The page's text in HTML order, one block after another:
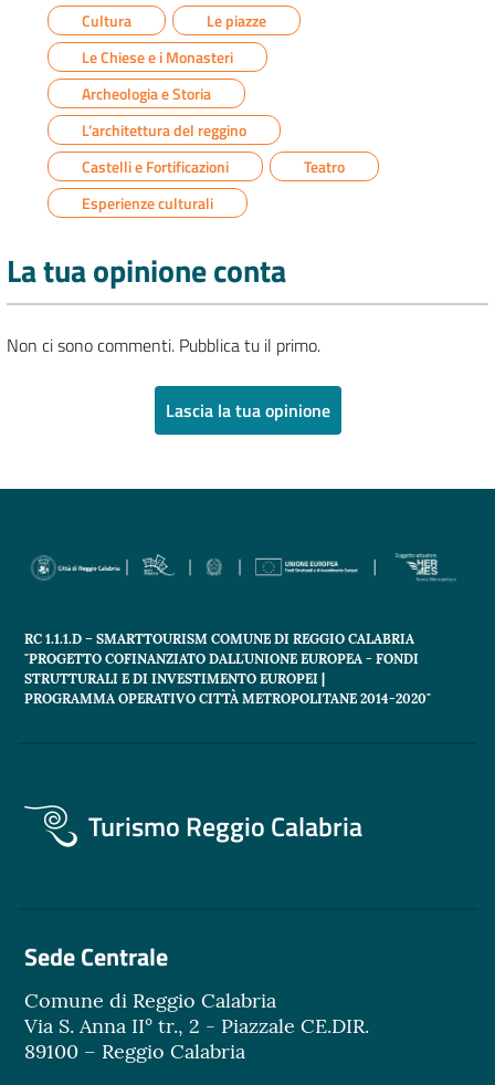
Cultura
Le piazze
Le Chiese e i Monasteri
Archeologia e Storia
L’architettura del reggino
Castelli e Fortificazioni
Teatro
Esperienze culturali
La tua opinione conta
Non ci sono commenti. Pubblica tu il primo.
Lascia la tua opinione
RC 1.1.1.D – SMARTTOURISM COMUNE DI REGGIO CALABRIA
"PROGETTO COFINANZIATO DALL'UNIONE EUROPEA - FONDI
STRUTTURALI E DI INVESTIMENTO EUROPEI |
PROGRAMMA OPERATIVO CITTÀ METROPOLITANE 2014-2020"
Turismo Reggio Calabria
Sede Centrale
Comune di Reggio Calabria
Via S. Anna II° tr., 2 - Piazzale CE.DIR.
89100 – Reggio Calabria